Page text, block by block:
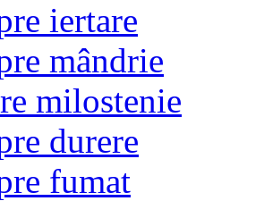
iertare
mândrie
milostenie
durere
fumat